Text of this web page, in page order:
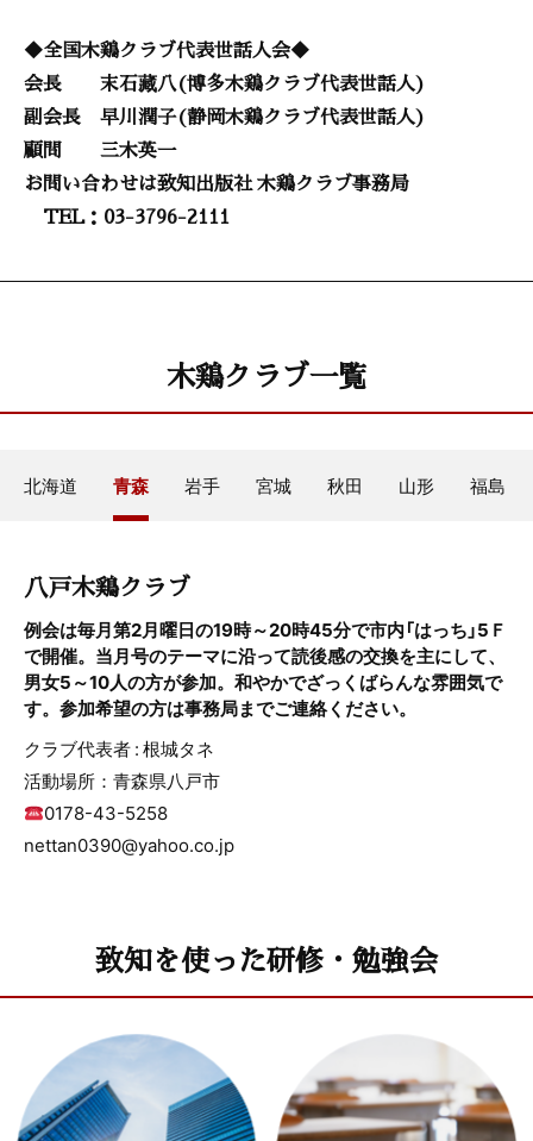
◆全国木鶏クラブ代表世話人会◆
会長 末石藏八(博多木鶏クラブ代表世話人)
副会長 早川潤子(静岡木鶏クラブ代表世話人)
顧問 三木英一
お問い合わせは致知出版社 木鶏クラブ事務局
TEL：03-3796-2111
木鶏クラブ一覧
北海道 青森 岩手 宮城 秋田 山形 福島
八戸木鶏クラブ
例会は毎月第2月曜日の19時～20時45分で市内「はっち」5Ｆ
で開催。当月号のテーマに沿って読後感の交換を主にして、
男女5～10人の方が参加。和やかでざっくばらんな雰囲気で
す。参加希望の方は事務局までご連絡ください。
クラブ代表者 : 根城タネ
活動場所：青森県八戸市
0178-43-5258
nettan0390@yahoo.co.jp
致知を使った研修・勉強会